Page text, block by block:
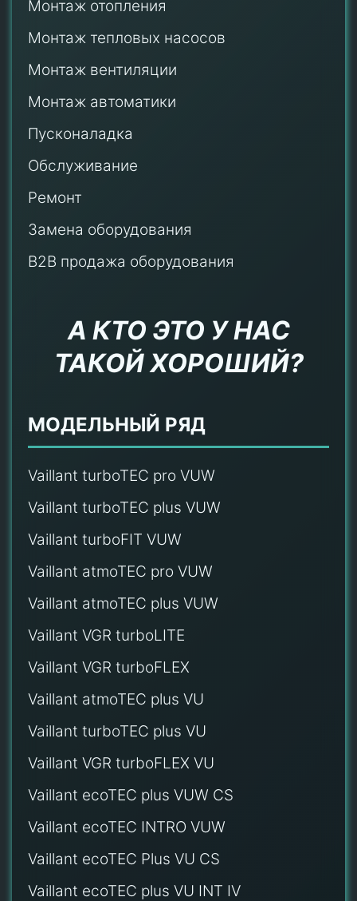
Монтаж отопления
Монтаж тепловых насосов
Монтаж вентиляции
Монтаж автоматики
Пусконаладка
Обслуживание
Ремонт
Замена оборудования
B2B продажа оборудования
А КТО ЭТО У НАС
ТАКОЙ ХОРОШИЙ?
МОДЕЛЬНЫЙ РЯД
Vaillant turboTEC pro VUW
Vaillant turboTEC plus VUW
Vaillant turboFIT VUW
Vaillant atmoTEC pro VUW
Vaillant atmoTEC plus VUW
Vaillant VGR turboLITE
Vaillant VGR turboFLEX
Vaillant atmoTEC plus VU
Vaillant turboTEC plus VU
Vaillant VGR turboFLEX VU
Vaillant ecoTEC plus VUW CS
Vaillant ecoTEC INTRO VUW
Vaillant ecoTEC Plus VU CS
Vaillant ecoTEC plus VU INT IV